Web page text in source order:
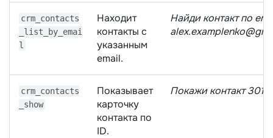
crm_contacts
_list_by_emai
l
Находит
контакты с
указанным
email.
Найди контакт по
crm_contacts
_show
Показывает
карточку
контакта по
ID.
Покажи контакт